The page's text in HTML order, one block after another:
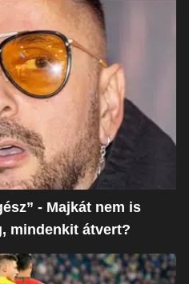
- Majkát nem is
mindenkit átvert?